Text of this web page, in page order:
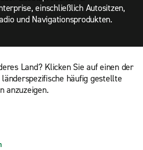
einschließlich Autositzen,
und Navigationsprodukten.
Land? Klicken Sie auf einen der
häufig gestellte
anzuzeigen.